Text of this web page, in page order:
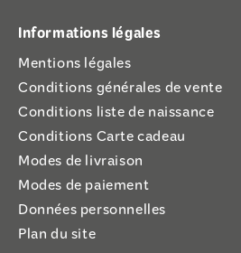
Informations légales
Mentions légales
Conditions générales de vente
Conditions liste de naissance
Conditions Carte cadeau
Modes de livraison
Modes de paiement
Données personnelles
Plan du site